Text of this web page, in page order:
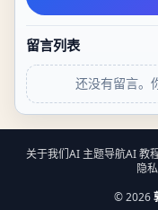
留言列表
还没有留言。
关于我们AI 主题导航AI 教
隐
©2026